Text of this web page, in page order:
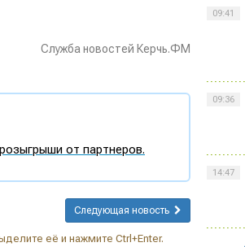
Служба новостей Керчь.ФМ
от партнеров.
Следующая новость
её и нажмите Ctrl+Enter.
09:41
09:36
14:47